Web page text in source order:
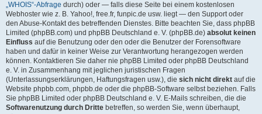
„WHOIS“-Abfrage durch) oder — falls diese Seite bei einem kostenlosen
Webhoster wie z. B. Yahoo!, free.fr, funpic.de usw. liegt — den Support oder
den Abuse-Kontakt des betreffenden Dienstes. Bitte beachten Sie, dass phpBB
Limited (phpBB.com) und phpBB Deutschland e. V. (phpBB.de) absolut keinen
Einfluss auf die Benutzung oder den oder die Benutzer der Forensoftware
haben und dafür in keiner Weise zur Verantwortung herangezogen werden
können. Kontaktieren Sie daher nie phpBB Limited oder phpBB Deutschland
e. V. in Zusammenhang mit jeglichen juristischen Fragen
(Unterlassungserklärungen, Haftungsfragen usw.), die sich nicht direkt auf die
Website phpbb.com, phpbb.de oder die phpBB-Software selbst beziehen. Falls
Sie phpBB Limited oder phpBB Deutschland e. V. E-Mails schreiben, die die
Softwarenutzung durch Dritte betreffen, so werden Sie, wenn überhaupt,